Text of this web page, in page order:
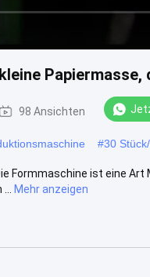
98 Ansichten
#30
Formmaschine ist eine Art
Mehr anzeigen